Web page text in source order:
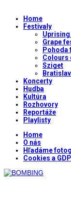
Home
Festivaly
Uprising
Grape
Pohoda
Colours
Sziget
Koncerty
Hudba
Kultúra
Rozhovory
Reportáže
Playlisty
Home
O nás
Hľadáme
Cookies a